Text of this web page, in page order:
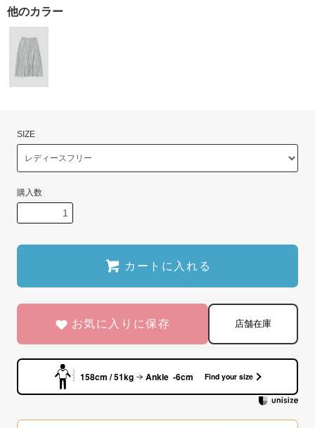
他のカラー
SIZE
購入数
カートに入れる
お気に入りに保存 店舗在庫
158cm / 51kg Ankle -6cm Find your size